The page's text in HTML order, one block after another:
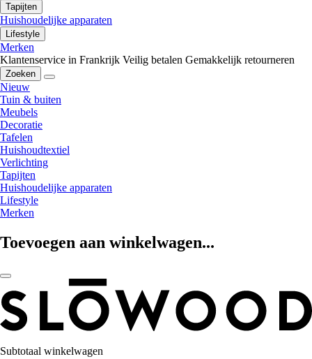
Tapijten
Huishoudelijke apparaten
Lifestyle
Merken
Klantenservice in Frankrijk Veilig betalen Gemakkelijk retourneren
Zoeken
Nieuw
Tuin & buiten
Meubels
Decoratie
Tafelen
Huishoudtextiel
Verlichting
Tapijten
Huishoudelijke apparaten
Lifestyle
Merken
Toevoegen aan winkelwagen...
Subtotaal winkelwagen